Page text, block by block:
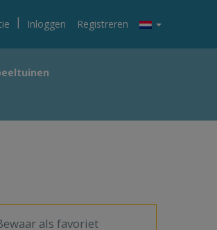
| Inloggen Registreren
als favoriet